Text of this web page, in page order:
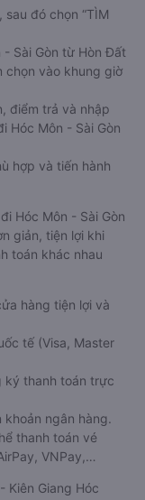
đó chọn “TÌM
Sài Gòn từ Hòn Đất
chọn vào khung giờ
điểm trả và nhập
Hóc Môn - Sài Gòn
hợp và tiến hành
Hóc Môn - Sài Gòn
giản, tiện lợi khi
toán khác nhau
hàng tiện lợi và
tế (Visa, Master
ký thanh toán trực
ngân hàng.
thanh toán vé
VNPay,…
Kiên Giang Hóc